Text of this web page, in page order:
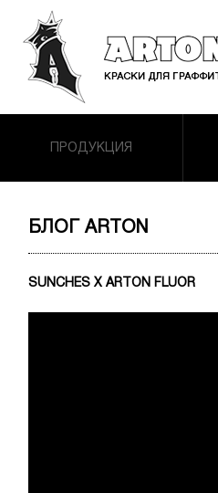
ПРОДУКЦИЯ
БЛОГ ARTON
SUNCHES X ARTON FLUOR